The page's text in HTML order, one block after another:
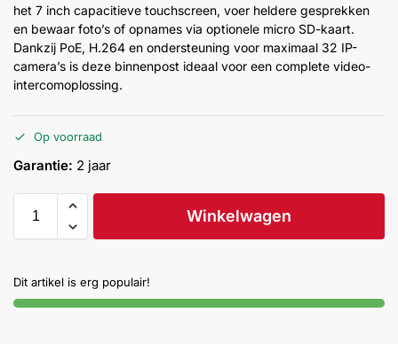
Inbraakbeveiliging
Merken
Help &
service
het 7 inch capacitieve touchscreen, voer heldere gesprekken
en bewaar foto’s of opnames via optionele micro SD-kaart.
Dankzij PoE, H.264 en ondersteuning voor maximaal 32 IP-
camera’s is deze binnenpost ideaal voor een complete video-
intercomoplossing.
Op voorraad
Garantie: 2 jaar
Winkelwagen
Dit artikel is erg populair!